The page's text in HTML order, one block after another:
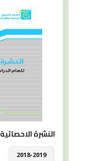
النشرة الاحصائية 2018- 2019
2018-2019